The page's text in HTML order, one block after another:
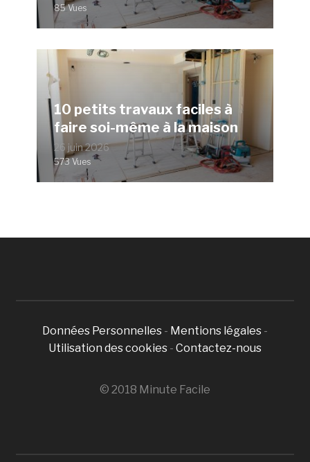
85 Vues
10 petits travaux faciles à
faire soi-même à la maison
26 juin 2026
573 Vues
Données Personnelles - Mentions légales -
Utilisation des cookies - Contactez-nous
© 2018 Minute Facile